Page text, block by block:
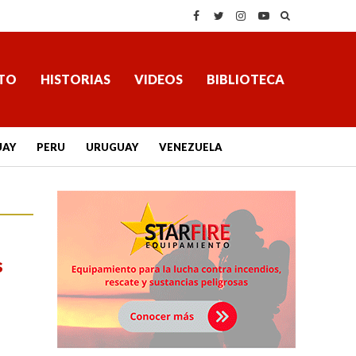
HISTORIAS VIDEOS BIBLIOTECA
PERU URUGUAY VENEZUELA